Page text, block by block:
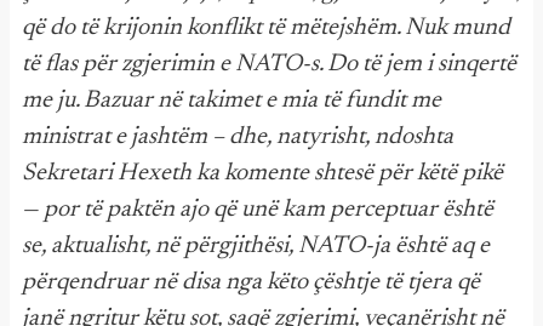
që do të krijonin konflikt të mëtejshëm. Nuk mund
të flas për zgjerimin e NATO-s. Do të jem i sinqertë
me ju. Bazuar në takimet e mia të fundit me
ministrat e jashtëm – dhe, natyrisht, ndoshta
Sekretari Hexeth ka komente shtesë për këtë pikë
— por të paktën ajo që unë kam perceptuar është
se, aktualisht, në përgjithësi, NATO-ja është aq e
përqendruar në disa nga këto çështje të tjera që
janë ngritur këtu sot, saqë zgjerimi, veçanërisht në